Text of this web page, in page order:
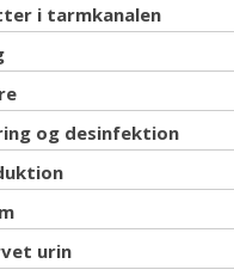
i tarmkanalen
og desinfektion
urin